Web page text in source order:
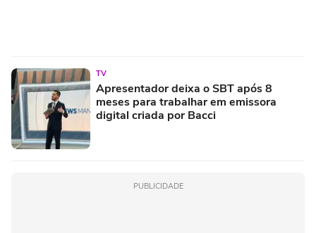
TV
Apresentador deixa o SBT após 8
meses para trabalhar em emissora
digital criada por Bacci
PUBLICIDADE